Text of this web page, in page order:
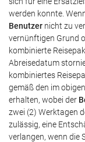
werden konnte.
Benutzer nicht zu
vernünftigen Grund
kombinierte
Abreisedatum
kombiniertes
gemäß den im
erhalten, wobei der
zwei (2) Werktagen
zulässig, eine
verlangen, wenn die